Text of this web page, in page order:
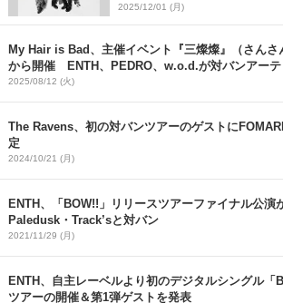
解禁 TK from 凛として時雨ら
表
2025/12/01 (月)
My Hair is Bad、主催イベント『三燦燦』（さんさ
から開催 ENTH、PEDRO、w.o.d.が対バンアーテ
2025/08/12 (火)
The Ravens、初の対バンツアーのゲストに
定
2024/10/21 (月)
ENTH、「BOW!!」リリースツアーファイナル公
Paledusk・Track’sと対バン
2021/11/29 (月)
ENTH、自主レーベルより初のデジタルシングル
ツアーの開催＆第1弾ゲストを発表